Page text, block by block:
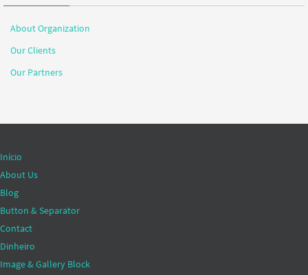
About Organization
Our Clients
Our Partners
Início
About Us
Blog
Button & Separator
Contact
Dinheiro
Image & Gallery Block